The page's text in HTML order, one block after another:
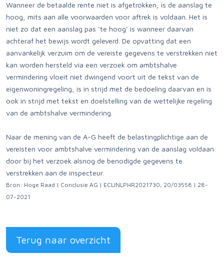
Wanneer de betaalde rente niet is afgetrokken, is de aanslag te
hoog, mits aan alle voorwaarden voor aftrek is voldaan. Het is
niet zo dat een aanslag pas ‘te hoog’ is wanneer daarvan
achteraf het bewijs wordt geleverd. De opvatting dat een
aanvankelijk verzuim om de vereiste gegevens te verstrekken niet
kan worden hersteld via een verzoek om ambtshalve
vermindering vloeit niet dwingend voort uit de tekst van de
eigenwoningregeling, is in strijd met de bedoeling daarvan en is
ook in strijd met tekst en doelstelling van de wettelijke regeling
van de ambtshalve vermindering.
Naar de mening van de A-G heeft de belastingplichtige aan de
vereisten voor ambtshalve vermindering van de aanslag voldaan
door bij het verzoek alsnog de benodigde gegevens te
verstrekken aan de inspecteur.
Bron: Hoge Raad | Conclusie AG | ECLINLPHR2021730, 20/03558 | 28-
07-2021
Terug naar overzicht